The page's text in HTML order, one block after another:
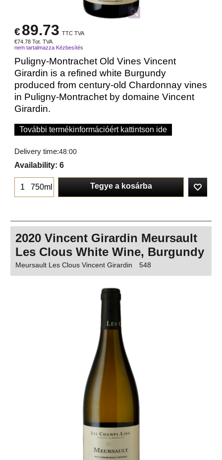
€89.73 TTC TVA
€74.78 Tot. TVA
nem tartalmazza Kézbesítés
Puligny-Montrachet Old Vines Vincent
Girardin is a refined white Burgundy
produced from century-old Chardonnay vines
in Puligny-Montrachet by domaine Vincent
Girardin.
További termékinformációért kattintson ide
Delivery time:48:00
Availability: 6
750ml Tegye a kosárba
2020 Vincent Girardin Meursault
Les Clous White Wine, Burgundy
Meursault Les Clous Vincent Girardin 548